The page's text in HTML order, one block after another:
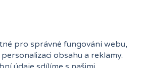
v nadživotní velikosti a Bone
pro správné fungování webu,
obsahu a reklamy.